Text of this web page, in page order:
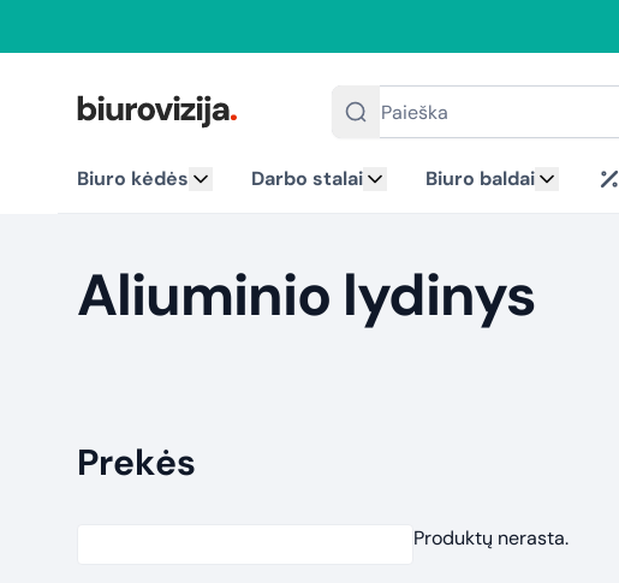
Paieška
Biuro kėdės Darbo stalai Biuro baldai
Aliuminio lydinys
Prekės
Produktų nerasta.